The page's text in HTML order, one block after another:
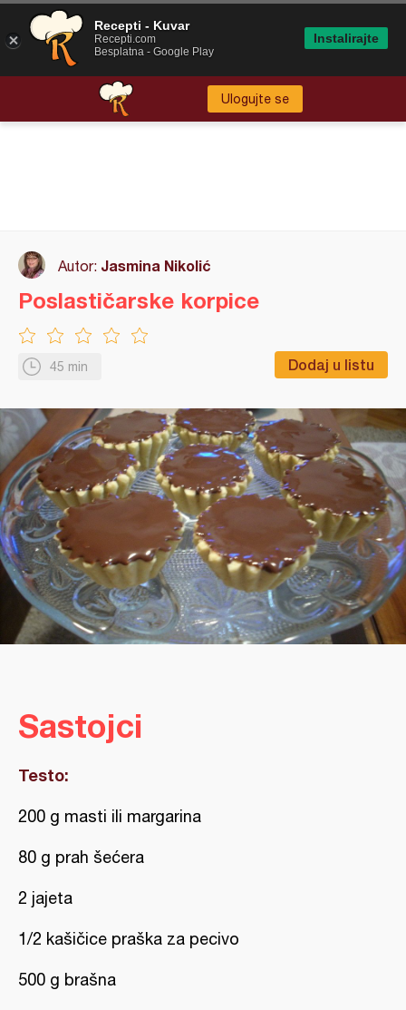
Ulogujte se
Autor: Jasmina Nikolić
45 min Dodaj u listu
Poslastičarske korpice
Sastojci
Testo:
200 g masti ili margarina
80 g prah šećera
2 jajeta
1/2 kašičice praška za pecivo
500 g brašna
Recepti - Kuvar
Recepti.com
Besplatna - Google Play
Instalirajte